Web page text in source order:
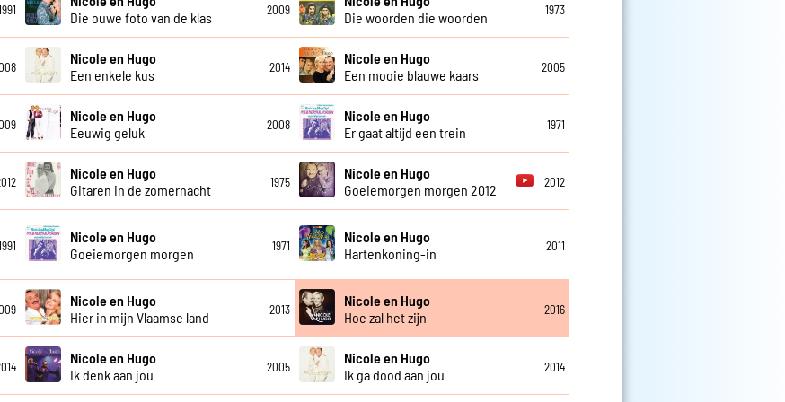
Die ouwe foto van de klas
2009
Die woorden die woorden
1973
Nicole en Hugo
Een enkele kus
2014
Nicole en Hugo
Een mooie blauwe kaars
2005
Nicole en Hugo
Eeuwig geluk
2008
Nicole en Hugo
Er gaat altijd een trein
1971
Nicole en Hugo
Gitaren in de zomernacht
1975
Nicole en Hugo
Goeiemorgen morgen 2012
2012
Nicole en Hugo
Goeiemorgen morgen
1971
Nicole en Hugo
Hartenkoning-in
2011
Nicole en Hugo
Hier in mijn Vlaamse land
2013
Nicole en Hugo
Hoe zal het zijn
2016
Nicole en Hugo
Ik denk aan jou
2005
Nicole en Hugo
Ik ga dood aan jou
2014